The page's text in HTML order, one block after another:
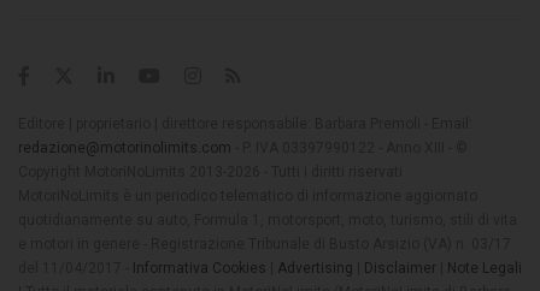
redazione@motorinolimits.com
Informativa Cookies Advertising Disclaimer
Note Legali